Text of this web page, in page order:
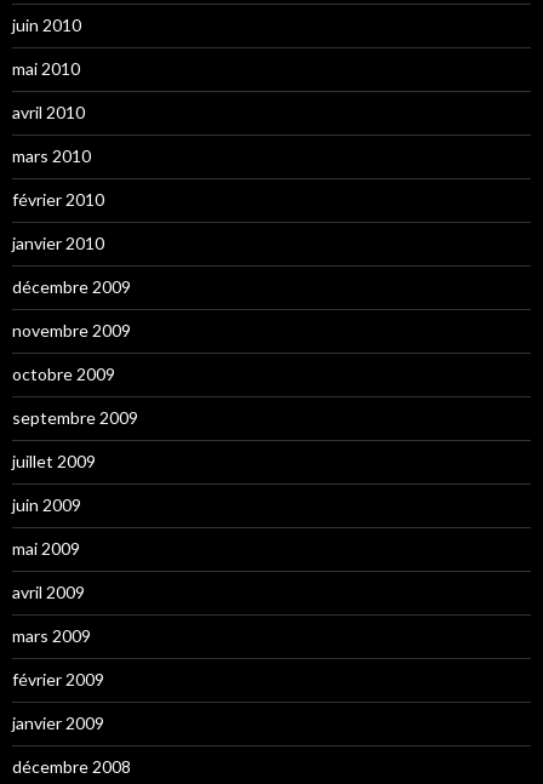
juin 2010
mai 2010
avril 2010
mars 2010
février 2010
janvier 2010
décembre 2009
novembre 2009
octobre 2009
septembre 2009
juillet 2009
juin 2009
mai 2009
avril 2009
mars 2009
février 2009
janvier 2009
décembre 2008